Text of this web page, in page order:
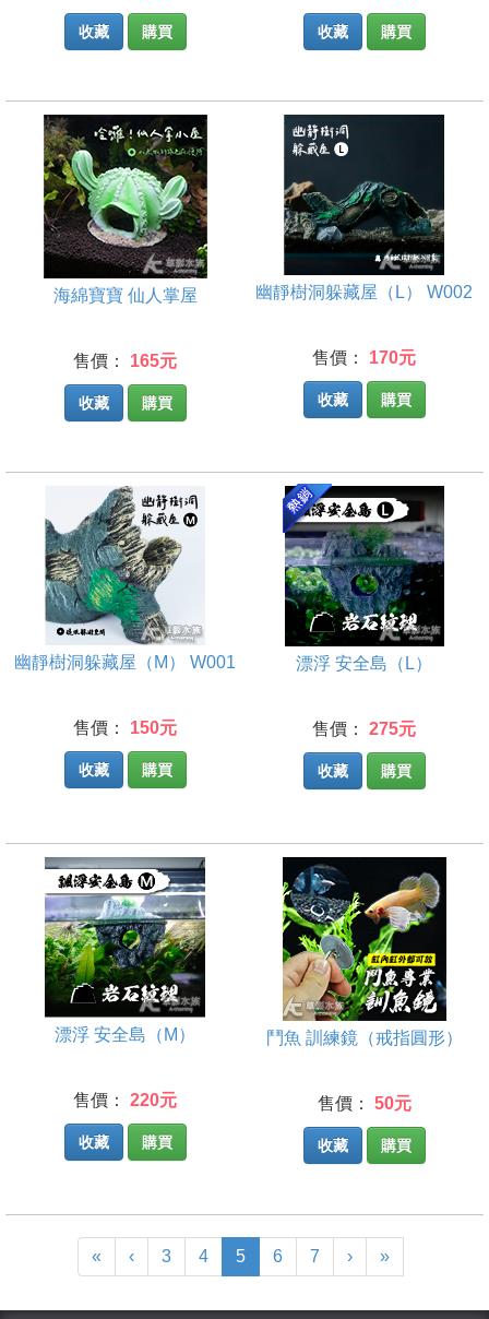
收藏 購買 收藏 購買
海綿寶寶 仙人掌屋
售價： 165元
收藏 購買
幽靜樹洞躲藏屋（L） W002
售價： 170元
收藏 購買
幽靜樹洞躲藏屋（M） W001
售價： 150元
收藏 購買
漂浮 安全島（L）
售價： 275元
收藏 購買
漂浮 安全島（M）
售價： 220元
收藏 購買
鬥魚 訓練鏡（戒指圓形）
售價： 50元
收藏 購買
« ‹ 3 4 5(current)
6 7 › »